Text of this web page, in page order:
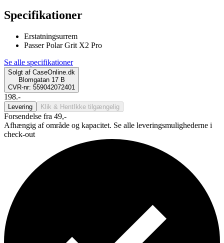
Specifikationer
Erstatningsurrem
Passer Polar Grit X2 Pro
Se alle specifikationer
Solgt af CaseOnline.dk
Blomgatan 17 B
CVR-nr: 559042072401
198.-
Levering Klik & Hent Ikke tilgængelig
Forsendelse fra 49,-
Afhængig af område og kapacitet. Se alle leveringsmulighederne i
check-out